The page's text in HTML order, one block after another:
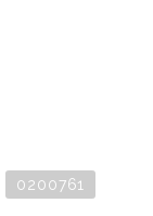
0200761